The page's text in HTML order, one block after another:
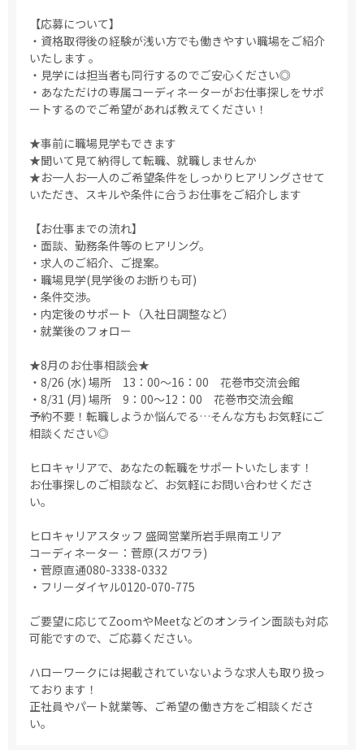
【応募について】
・資格取得後の経験が浅い方でも働きやすい職場をご紹介
いたします 。
・見学には担当者も同行するのでご安心ください◎
・あなただけの専属コーディネーターがお仕事探しをサポ
ートするのでご希望があれば教えてください！
★事前に職場見学もできます
★聞いて見て納得して転職、就職しませんか
★お一人お一人のご希望条件をしっかりヒアリングさせて
いただき、スキルや条件に合うお仕事をご紹介します
【お仕事までの流れ】
・面談、勤務条件等のヒアリング。
・求人のご紹介、ご提案。
・職場見学(見学後のお断りも可)
・条件交渉。
・内定後のサポート（入社日調整など）
・就業後のフォロー
★8月のお仕事相談会★
・8/26 (水) 場所 13：00～16：00 花巻市交流会館
・8/31 (月) 場所 9：00～12：00 花巻市交流会館
予約不要！転職しようか悩んでる…そんな方もお気軽にご
相談ください◎
ヒロキャリアで、あなたの転職をサポートいたします！
お仕事探しのご相談など、お気軽にお問い合わせくださ
い。
ヒロキャリアスタッフ 盛岡営業所岩手県南エリア
コーディネーター：菅原(スガワラ)
・菅原直通080-3338-0332
・フリーダイヤル0120-070-775
ご要望に応じてZoomやMeetなどのオンライン面談も対応
可能ですので、ご応募ください。
ハローワークには掲載されていないような求人も取り扱っ
ております！
正社員やパート就業等、ご希望の働き方をご相談くださ
い。